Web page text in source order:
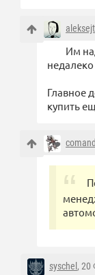
Им
недалеко
Главное
купить
syschel , 20